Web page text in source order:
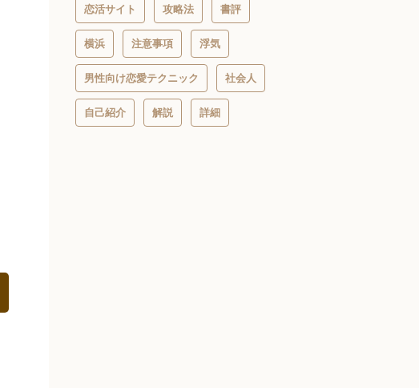
恋活サイト 攻略法 書評
横浜 注意事項 浮気
男性向け恋愛テクニック 社会人
自己紹介 解説 詳細